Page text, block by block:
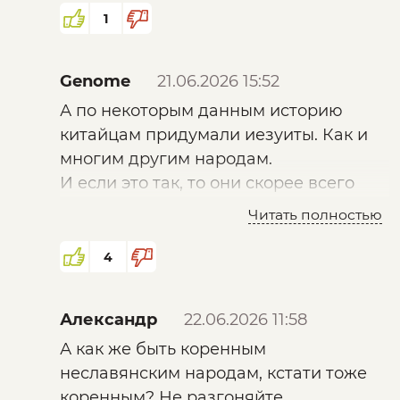
1
Genome
21.06.2026 15:52
А по некоторым данным историю
китайцам придумали иезуиты. Как и
многим другим народам.
И если это так, то они скорее всего
внедрили свои дополнения,
линиями фигуры женщинам (т.е.
мальчиков. А в действительности -
прививать образ гомосексуальности в
это общество.
Читать полностью
4
Александр
22.06.2026 11:58
А как же быть коренным
неславянским народам, кстати тоже